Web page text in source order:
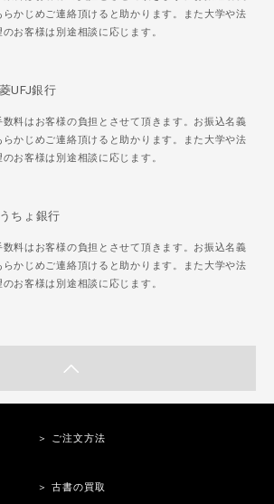
かじめご連絡頂けると助かります。また大学や法
のお客様は別途相談に応じます。
UFJ銀行
料はお客様の負担とさせて頂きます。お振込名義
かじめご連絡頂けると助かります。また大学や法
お客様は別途相談に応じます。
ちょ銀行
料はお客様の負担とさせて頂きます。お振込名義
かじめご連絡頂けると助かります。また大学や法
お客様は別途相談に応じます。
＞ ご注文方法
＞ 古書の買取